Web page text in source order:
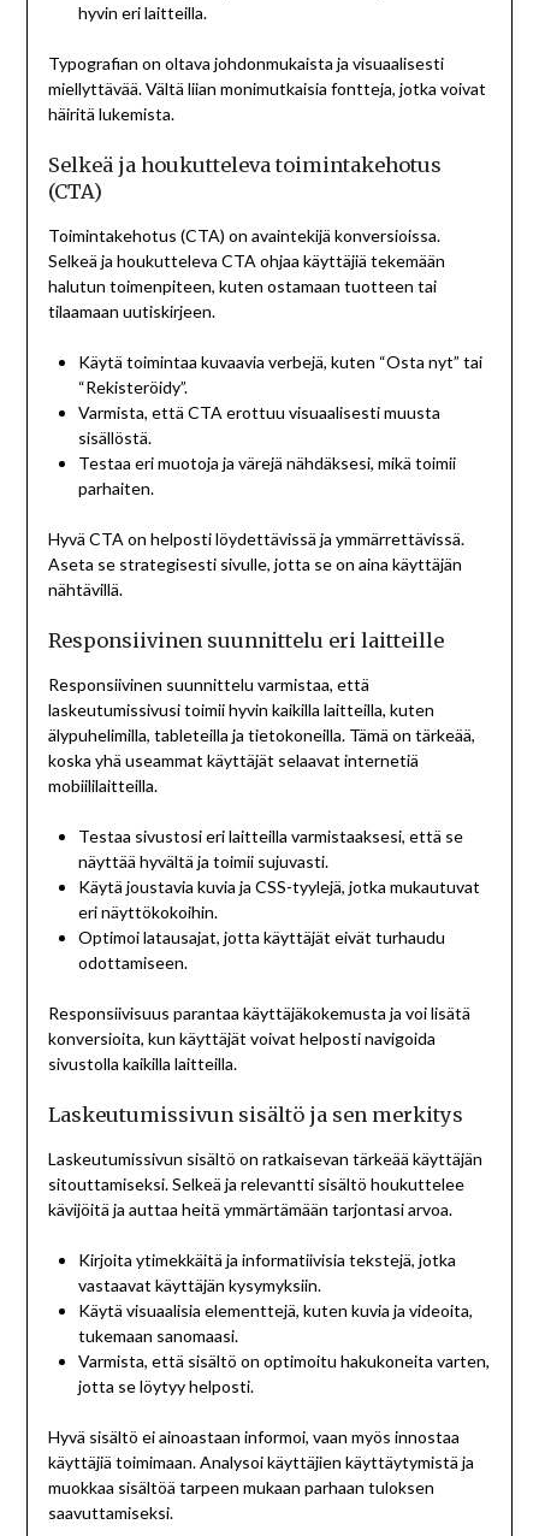
hyvin eri laitteilla.
Typografian on oltava johdonmukaista ja visuaalisesti
miellyttävää. Vältä liian monimutkaisia fontteja, jotka voivat
häiritä lukemista.
Selkeä ja houkutteleva toimintakehotus
(CTA)
Toimintakehotus (CTA) on avaintekijä konversioissa.
Selkeä ja houkutteleva CTA ohjaa käyttäjiä tekemään
halutun toimenpiteen, kuten ostamaan tuotteen tai
tilaamaan uutiskirjeen.
Käytä toimintaa kuvaavia verbejä, kuten “Osta nyt” tai
“Rekisteröidy”.
Varmista, että CTA erottuu visuaalisesti muusta
sisällöstä.
Testaa eri muotoja ja värejä nähdäksesi, mikä toimii
parhaiten.
Hyvä CTA on helposti löydettävissä ja ymmärrettävissä.
Aseta se strategisesti sivulle, jotta se on aina käyttäjän
nähtävillä.
Responsiivinen suunnittelu eri laitteille
Responsiivinen suunnittelu varmistaa, että
laskeutumissivusi toimii hyvin kaikilla laitteilla, kuten
älypuhelimilla, tableteilla ja tietokoneilla. Tämä on tärkeää,
koska yhä useammat käyttäjät selaavat internetiä
mobiililaitteilla.
Testaa sivustosi eri laitteilla varmistaaksesi, että se
näyttää hyvältä ja toimii sujuvasti.
Käytä joustavia kuvia ja CSS-tyylejä, jotka mukautuvat
eri näyttökokoihin.
Optimoi latausajat, jotta käyttäjät eivät turhaudu
odottamiseen.
Responsiivisuus parantaa käyttäjäkokemusta ja voi lisätä
konversioita, kun käyttäjät voivat helposti navigoida
sivustolla kaikilla laitteilla.
Laskeutumissivun sisältö ja sen merkitys
Laskeutumissivun sisältö on ratkaisevan tärkeää käyttäjän
sitouttamiseksi. Selkeä ja relevantti sisältö houkuttelee
kävijöitä ja auttaa heitä ymmärtämään tarjontasi arvoa.
Kirjoita ytimekkäitä ja informatiivisia tekstejä, jotka
vastaavat käyttäjän kysymyksiin.
Käytä visuaalisia elementtejä, kuten kuvia ja videoita,
tukemaan sanomaasi.
Varmista, että sisältö on optimoitu hakukoneita varten,
jotta se löytyy helposti.
Hyvä sisältö ei ainoastaan informoi, vaan myös innostaa
käyttäjiä toimimaan. Analysoi käyttäjien käyttäytymistä ja
muokkaa sisältöä tarpeen mukaan parhaan tuloksen
saavuttamiseksi.